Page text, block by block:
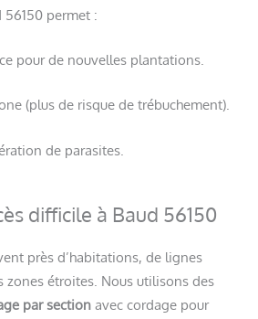
56150 permet :
pour de nouvelles plantations.
(plus de risque de trébuchement).
de parasites.
difficile à Baud 56150
près d’habitations, de lignes
zones étroites. Nous utilisons des
par section avec cordage pour